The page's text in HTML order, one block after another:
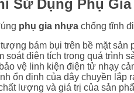
Sử Dụng Phụ
phụ gia nhựa chống tĩnh
bám bụi trên bề mặt sản
soát điện tích trong quá trình
vệ linh kiện điện tử nhạy
ổn định của dây chuyền lắp
lượng và giá trị của sản